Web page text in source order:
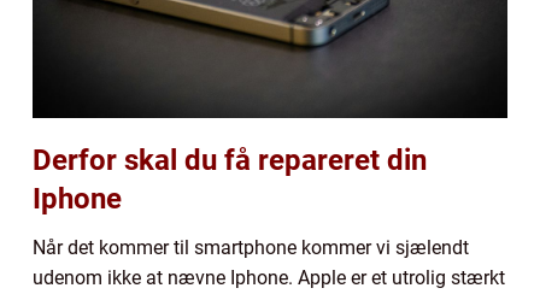
Derfor skal du få repareret din
Iphone
Når det kommer til smartphone kommer vi sjælendt
udenom ikke at nævne Iphone. Apple er et utrolig stærkt